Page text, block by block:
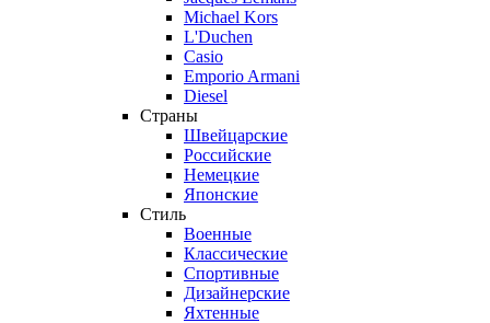
Michael Kors
L'Duchen
Casio
Emporio Armani
Diesel
Страны
Швейцарские
Российские
Немецкие
Японские
Стиль
Военные
Классические
Спортивные
Дизайнерские
Яхтенные